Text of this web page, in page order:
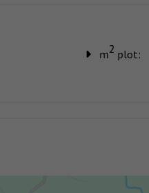
m2 plot: